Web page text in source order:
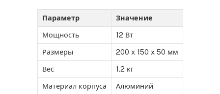
Параметр Значение
Мощность 12 Вт
Размеры 200 x 150 x 50 мм
Вес 1.2 кг
Материал корпуса Алюминий